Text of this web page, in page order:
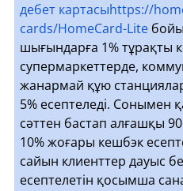
дебет картасыhttps://
cards/HomeCard-Lite
шығындарға 1% тұрақты
супермаркеттерде,
жанармай құю
5% есептеледі. Сонымен
сәттен бастап алғашқы
10% жоғары кешбэк
сайын клиенттер дауыс
есептелетін қосымша